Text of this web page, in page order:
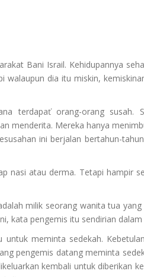
Bani Israil. Kehidupannya
dia itu miskin,
terdapať orang-orang susah.
menderita. Mereka hanya
ini berjalan bertahun-
nasi atau derma. Tetapi hampir
milik seorang wanita tua
kata pengemis itu sendirian dalam
meminta sedekah.
pengemis datang meminta
kembali untuk diberikan